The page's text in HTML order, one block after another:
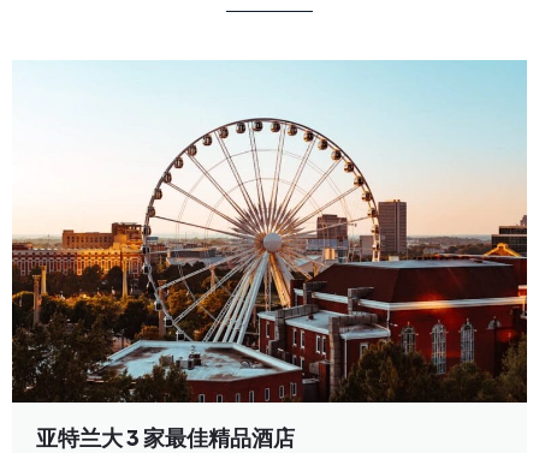
亚特兰大 3 家最佳精品酒店